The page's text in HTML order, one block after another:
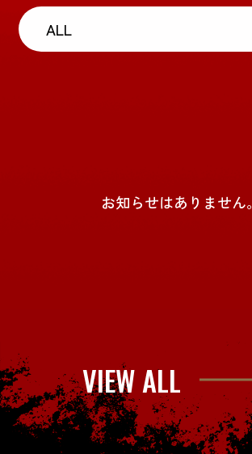
ALL
お知らせはありません。
VIEW ALL